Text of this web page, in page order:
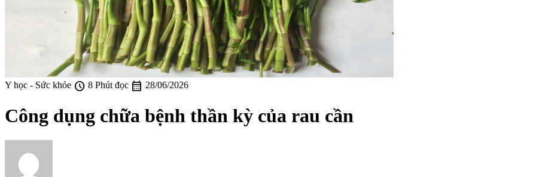
Y học - Sức khỏe schedule 8 Phút đọc calendar_month 28/06/2026
Công dụng chữa bệnh thần kỳ của rau cần